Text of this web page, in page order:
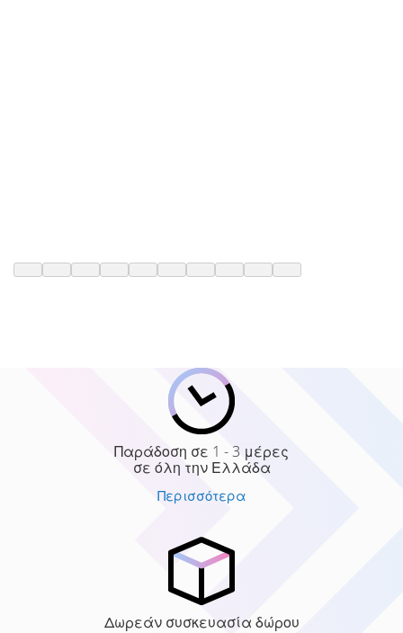
Παράδοση σε 1 - 3 μέρες
σε όλη την Ελλάδα
Περισσότερα
Δωρεάν συσκευασία δώρου